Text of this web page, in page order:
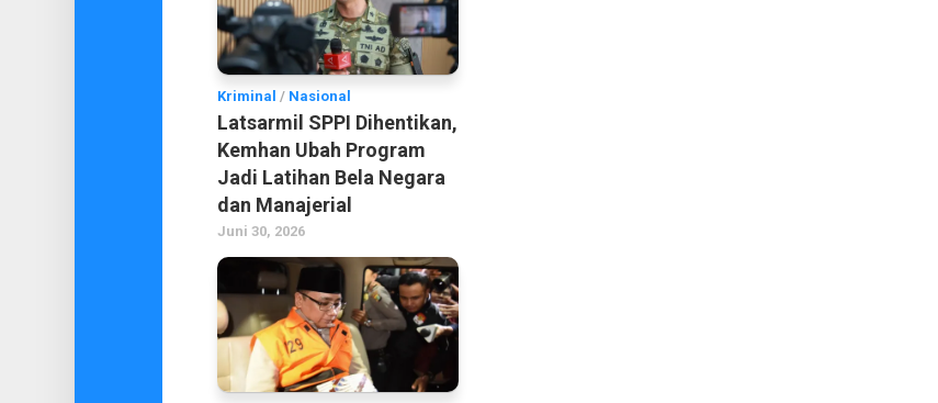
Kriminal / Nasional
Latsarmil SPPI Dihentikan,
Kemhan Ubah Program
Jadi Latihan Bela Negara
dan Manajerial
Juni 30, 2026